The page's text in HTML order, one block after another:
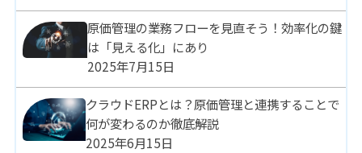
原価管理の業務フローを見直そう！効率化の鍵
は「見える化」にあり
2025年7月15日
クラウドERPとは？原価管理と連携することで
何が変わるのか徹底解説
2025年6月15日